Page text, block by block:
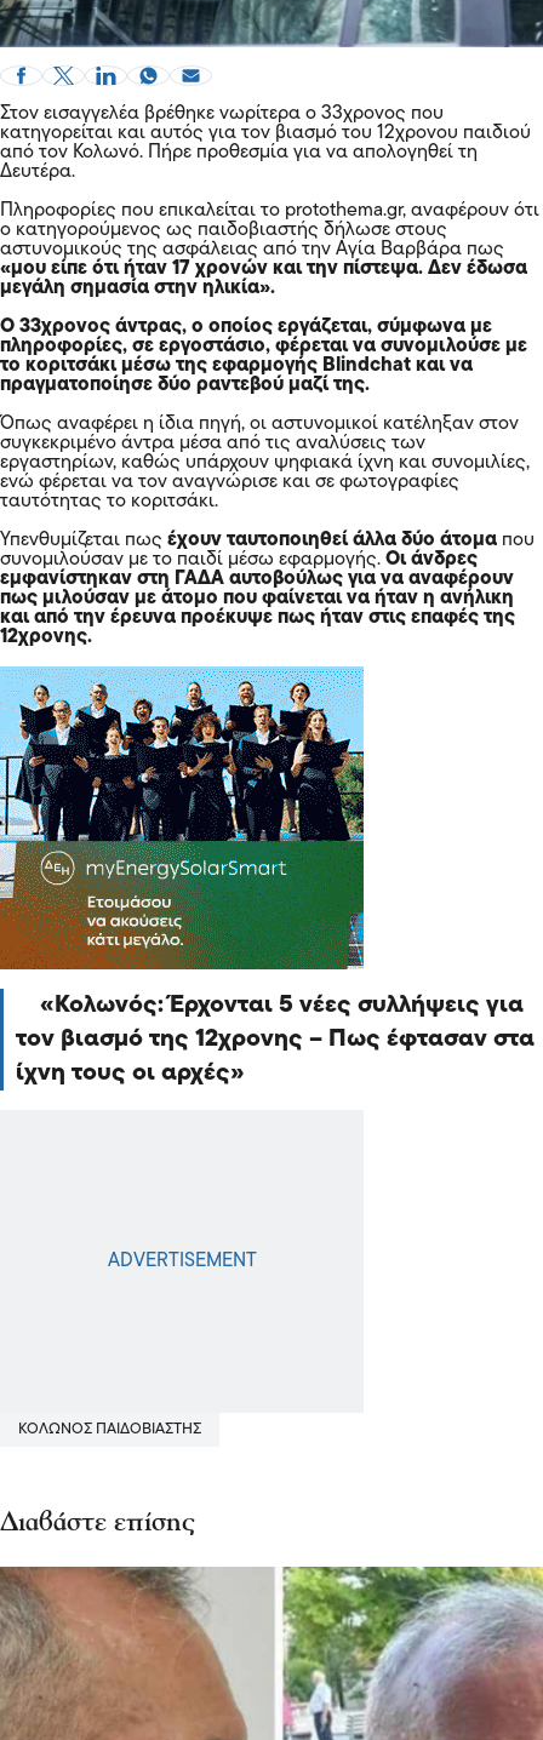
Στον εισαγγελέα βρέθηκε νωρίτερα ο 33χρονος που
κατηγορείται και αυτός για τον βιασμό του 12χρονου παιδιού
από τον Κολωνό. Πήρε προθεσμία για να απολογηθεί τη
Δευτέρα.
Πληροφορίες που επικαλείται το protothema.gr, αναφέρουν ότι
ο κατηγορούμενος ως παιδοβιαστής δήλωσε στους
αστυνομικούς της ασφάλειας από την Αγία Βαρβάρα πως
«μου είπε ότι ήταν 17 χρονών και την πίστεψα. Δεν έδωσα
μεγάλη σημασία στην ηλικία».
Ο 33χρονος άντρας, ο οποίος εργάζεται, σύμφωνα με
πληροφορίες, σε εργοστάσιο, φέρεται να συνομιλούσε με
το κοριτσάκι μέσω της εφαρμογής Blindchat και να
πραγματοποίησε δύο ραντεβού μαζί της.
Όπως αναφέρει η ίδια πηγή, οι αστυνομικοί κατέληξαν στον
συγκεκριμένο άντρα μέσα από τις αναλύσεις των
εργαστηρίων, καθώς υπάρχουν ψηφιακά ίχνη και συνομιλίες,
ενώ φέρεται να τον αναγνώρισε και σε φωτογραφίες
ταυτότητας το κοριτσάκι.
Υπενθυμίζεται πως έχουν ταυτοποιηθεί άλλα δύο άτομα που
συνομιλούσαν με το παιδί μέσω εφαρμογής. Οι άνδρες
εμφανίστηκαν στη ΓΑΔΑ αυτοβούλως για να αναφέρουν
πως μιλούσαν με άτομο που φαίνεται να ήταν η ανήλικη
και από την έρευνα προέκυψε πως ήταν στις επαφές της
12χρονης.
Κολωνός: Έρχονται 5 νέες συλλήψεις για
τον βιασμό της 12χρονης – Πως έφτασαν στα
ίχνη τους οι αρχές
ΚΟΛΩΝΟΣ ΠΑΙΔΟΒΙΑΣΤΗΣ
Διαβάστε επίσης